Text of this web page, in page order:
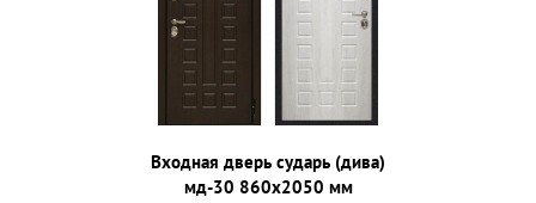
Входная дверь сударь (дива)
мд-30 860х2050 мм